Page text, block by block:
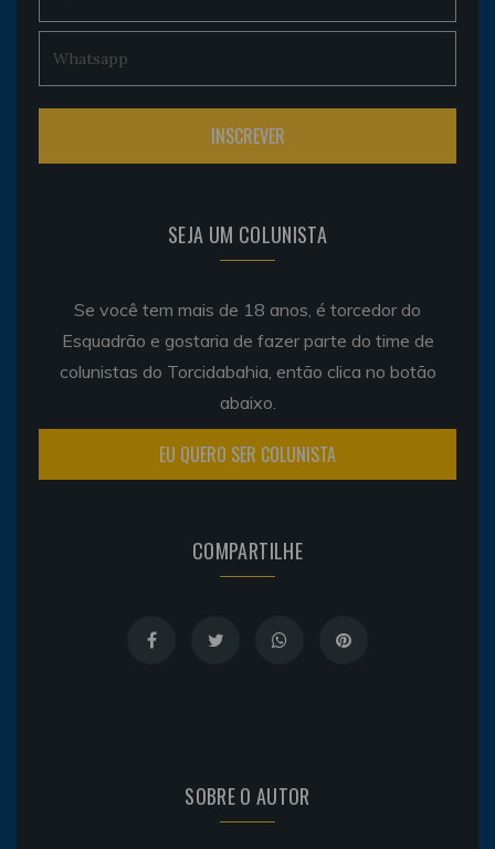
SEJA UM COLUNISTA
Se você tem mais de 18 anos, é torcedor do
Esquadrão e gostaria de fazer parte do time de
colunistas do Torcidabahia, então clica no botão
abaixo.
EU QUERO SER COLUNISTA
COMPARTILHE
SOBRE O AUTOR